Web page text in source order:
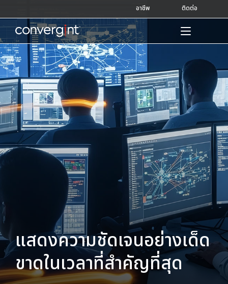
to
content
อาชีพ ติดต่อ
Home
แสดงความชัดเจนอย่างเด็ด
ขาดในเวลาที่สำคัญที่สุด